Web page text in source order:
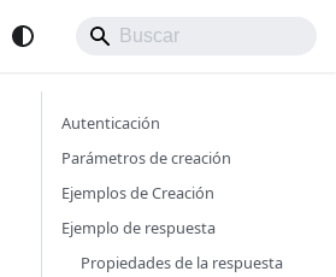
Autenticación
Parámetros de creación
Ejemplos de Creación
Ejemplo de respuesta
Propiedades de la respuesta